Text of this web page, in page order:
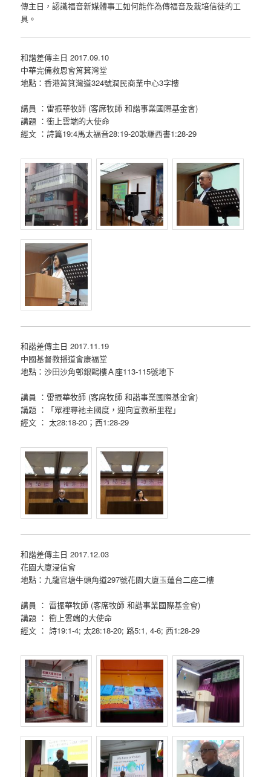
傳主日，認識福音新媒體事工如何能作為傳福音及栽培信徒的工
具。
和諧差傳主日 2017.09.10
中華完備救恩會筲箕灣堂
地點：香港筲箕灣道324號潤民商業中心3字樓
講員 ：雷振華牧師 (客席牧師 和諧事業國際基金會)​
講題 ：衝上雲端的大使命
經文 ：詩篇19:4馬太福音28:19-20歌羅西書1:28-29
和諧差傳主日 2017.11.19
中國基督教播道會康福堂
地點：沙田沙角邨銀鷗樓Ａ座113-115號地下
講員 ：雷振華牧師 (客席牧師 和諧事業國際基金會)​
講題 ：「眾裡尋衪主國度，迎向宣教新里程」
經文 ： 太28:18-20；西1:28-29
和諧差傳主日 2017.12.03
花園大廈浸信會
地點：九龍官塘牛頭角道297號花園大廈玉蓮台二座二樓
講員 ： 雷振華牧師 (客席牧師 和諧事業國際基金會)​
講題 ： 衝上雲端的大使命
經文 ： 詩19:1-4; 太28:18-20; 路5:1, 4-6; 西1:28-29